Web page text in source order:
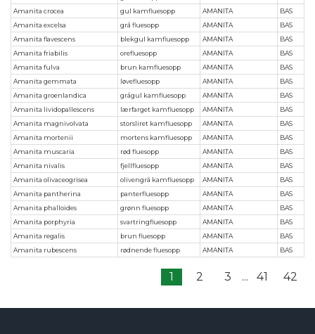
Amanita crocea
gul kamfluesopp AMANITA
BAS
Amanita excelsa
grå fluesopp AMANITA
BAS
Amanita flavescens
blekgul kamfluesopp AMANITA
BAS
Amanita friabilis
orefluesopp AMANITA
BAS
Amanita fulva
brun kamfluesopp AMANITA
BAS
Amanita gemmata
løvefluesopp AMANITA
BAS
Amanita groenlandica
grågul kamfluesopp AMANITA
BAS
Amanita lividopallescens
lærfarget kamfluesopp AMANITA
BAS
Amanita magnivolvata
storsliret kamfluesopp AMANITA
BAS
Amanita mortenii
mortens kamfluesopp AMANITA
BAS
Amanita muscaria
rød fluesopp AMANITA
BAS
Amanita nivalis
fjellfluesopp AMANITA
BAS
Amanita olivaceogrisea
olivengrå kamfluesopp AMANITA
BAS
Amanita pantherina
panterfluesopp AMANITA
BAS
Amanita phalloides
grønn fluesopp AMANITA
BAS
Amanita porphyria
svartringfluesopp AMANITA
BAS
Amanita regalis
brun fluesopp AMANITA
BAS
Amanita rubescens
rødnende fluesopp AMANITA BAS
1 2 3 ... 41 42